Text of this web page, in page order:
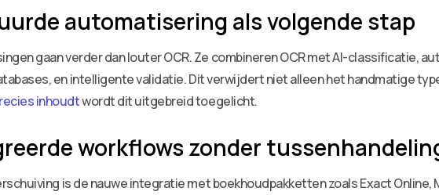
automatisering als volgende stap
gaan verder dan louter OCR. Ze combineren OCR met AI-classificatie,
en intelligente validatie. Dit verwijdert niet alleen het handmatige
inhoudtwordt dit uitgebreid toegelicht.
workflows zonder
is de nauwe integratie met boekhoudpakketten zoals Exact